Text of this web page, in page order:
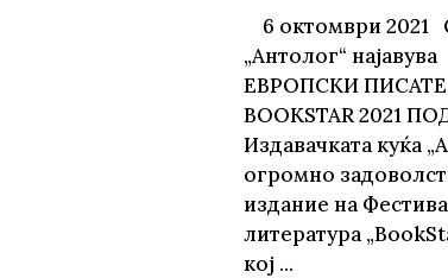
6 октомври 2021
„Антолог“
ЕВРОПСКИ
BOOKSTAR 2021
Издавачката куќа
огромно
издание на
литература
кој